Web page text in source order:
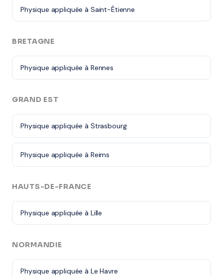
Physique appliquée à Saint-Étienne
BRETAGNE
Physique appliquée à Rennes
GRAND EST
Physique appliquée à Strasbourg
Physique appliquée à Reims
HAUTS-DE-FRANCE
Physique appliquée à Lille
NORMANDIE
Physique appliquée à Le Havre